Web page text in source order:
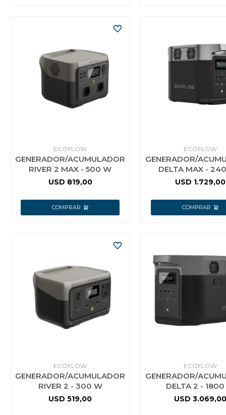
ECOFLOW
GENERADOR/ACUMULADOR
RIVER 2 MAX - 500 W
USD 819,00
ECOFLOW
GENERADOR/
DELTA MAX -
USD 1.729,00
ECOFLOW
GENERADOR/ACUMULADOR
RIVER 2 - 300 W
USD 519,00
ECOFLOW
GENERADOR/
DELTA 2 -
USD 3.069,00
Vestimenta y calzado